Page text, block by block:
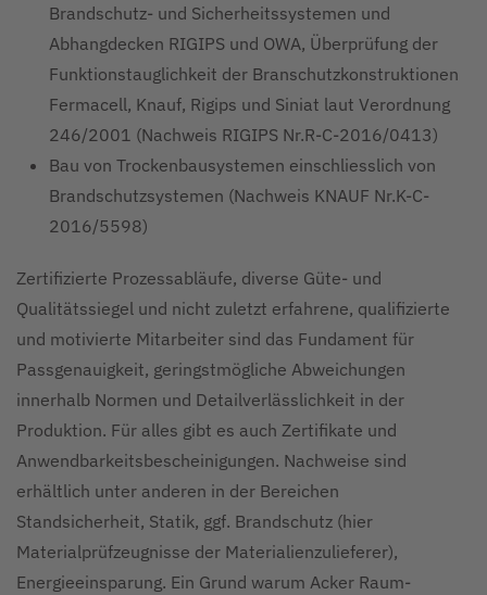
Brandschutz- und Sicherheitssystemen und
Abhangdecken RIGIPS und OWA, Überprüfung der
Funktionstauglichkeit der Branschutzkonstruktionen
Fermacell, Knauf, Rigips und Siniat laut Verordnung
246/2001 (Nachweis RIGIPS Nr.R-C-2016/0413)
Bau von Trockenbausystemen einschliesslich von
Brandschutzsystemen (Nachweis KNAUF Nr.K-C-
2016/5598)
Zertifizierte Prozessabläufe, diverse Güte- und
Qualitätssiegel und nicht zuletzt erfahrene, qualifizierte
und motivierte Mitarbeiter sind das Fundament für
Passgenauigkeit, geringstmögliche Abweichungen
innerhalb Normen und Detailverlässlichkeit in der
Produktion. Für alles gibt es auch Zertifikate und
Anwendbarkeitsbescheinigungen. Nachweise sind
erhältlich unter anderen in der Bereichen
Standsicherheit, Statik, ggf. Brandschutz (hier
Materialprüfzeugnisse der Materialienzulieferer),
Energieeinsparung. Ein Grund warum Acker Raum-